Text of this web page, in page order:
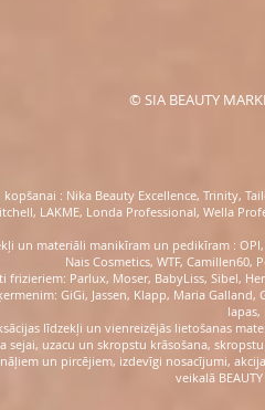
© SIA BEAUTY
: Nika Beauty Excellence, Trinity,
LAKME, Londa Professional, Wella
un materiāli manikīram un pedikīram :
Nais Cosmetics, WTF, Camillen60,
Parlux, Moser, BabyLiss, Sibel,
GiGi, Jassen, Klapp, Maria
lapas,
līdzekļi un vienreizējās lietošanas
sejai, uzacu un skropstu krāsošana,
un pircējiem, izdevīgi nosacījumi,
veikalā